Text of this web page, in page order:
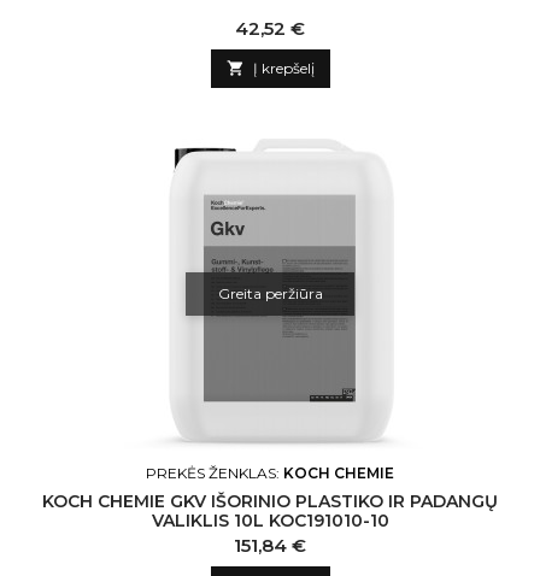
Kaina
42,52 €
 Į krepšelį
Greita peržiūra
PREKĖS ŽENKLAS: KOCH CHEMIE
KOCH CHEMIE GKV IŠORINIO PLASTIKO IR PADANGŲ
VALIKLIS 10L KOC191010-10
Kaina
151,84 €